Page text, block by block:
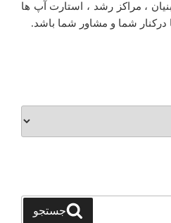
، مراکز رشد ، استارت آپ ها
درکنار شما و مشاور شما باشد.
جستجو